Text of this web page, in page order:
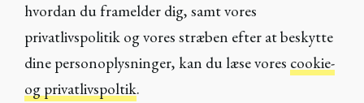
hvordan du framelder dig, samt vores
privatlivspolitik og vores stræben efter at beskytte
dine personoplysninger, kan du læse vores cookie-
og privatlivspoltik.